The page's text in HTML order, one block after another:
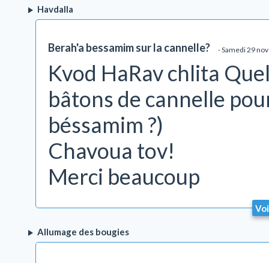
Havdalla
Berah'a bessamim sur la cannelle? - Samedi 29
Kvod HaRav chlita
bâtons de cannelle
béssamim ?)
Chavoua tov!
Merci beaucoup
Allumage des bougies